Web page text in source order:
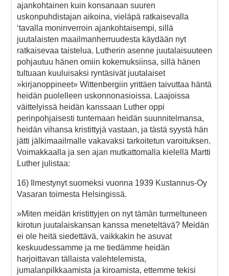
ajankohtainen kuin konsanaan suuren
uskonpuhdistajan aikoina, vieläpä ratkaisevalla
‘tavalla moninverroin ajankohtaisempi, sillä
juutalaisten maailmanherruudesta käydään nyt
ratkaisevaa taistelua. Lutherin asenne juutalaisuuteen
pohjautuu hänen omiin kokemuksiinsa, sillä hänen
tultuaan kuuluisaksi ryntäsivät juutalaiset
»kirjanoppineet» Wittenbergiin yrittäen taivuttaa häntä
heidän puolelleen uskonnonasioissa. Laajoissa
väittelyissä heidän kanssaan Luther oppi
perinpohjaisesti tuntemaan heidän suunnitelmansa,
heidän vihansa kristittyjä vastaan, ja tästä syystä hän
jätti jälkimaailmalle vakavaksi tarkoitetun varoituksen.
Voimakkaalla ja sen ajan mutkattomalla kielellä Martti
Luther julistaa:
16) Ilmestynyt suomeksi vuonna 1939 Kustannus-Oy
Vasaran toimesta Helsingissä.
»Miten meidän kristittyjen on nyt tämän turmeltuneen
kirotun juutalaiskansan kanssa meneteltävä? Meidän
ei ole heitä siedettävä, vaikkakin he asuvat
keskuudessamme ja me tiedämme heidän
harjoittavan tällaista valehtelemista,
jumalanpilkkaamista ja kiroamista, ettemme tekisi